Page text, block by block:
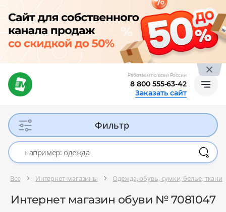
Работаем по всей России
8 800 555-63-42
Заказать сайт
Фильтр
Все Интернет-магазины Одежда, обувь, сумки, белье, ткани
Интернет магазин обуви № 7081047